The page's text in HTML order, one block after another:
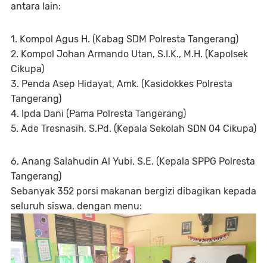
antara lain:
1. Kompol Agus H. (Kabag SDM Polresta Tangerang)
2. Kompol Johan Armando Utan, S.I.K., M.H. (Kapolsek
Cikupa)
3. Penda Asep Hidayat, Amk. (Kasidokkes Polresta
Tangerang)
4. Ipda Dani (Pama Polresta Tangerang)
5. Ade Tresnasih, S.Pd. (Kepala Sekolah SDN 04 Cikupa)
6. Anang Salahudin Al Yubi, S.E. (Kepala SPPG Polresta
Tangerang)
Sebanyak 352 porsi makanan bergizi dibagikan kepada
seluruh siswa, dengan menu: